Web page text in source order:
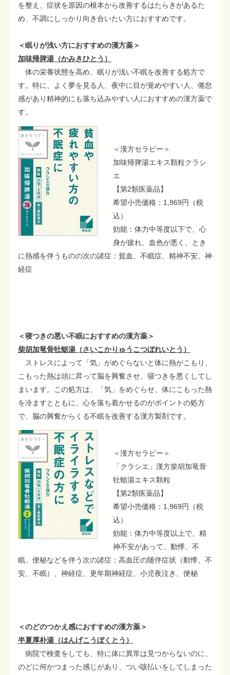
を整え、症状を原因の根本から改善するはたらきがあるた
め、不調にしっかり向き合いたい方におすすめです。
＜眠りが浅い方におすすめの漢方薬＞
加味帰脾湯（かみきひとう）
体の栄養状態を高め、眠りが浅い不眠を改善する処方で
す。特に、よく夢を見る人、夜中に目が覚めやすい人、倦怠
感があり精神的にも落ち込みやすい人におすすめの漢方薬で
す。
＜漢方セラピー＞
加味帰脾湯エキス顆粒クラシ
エ
【第2類医薬品】
希望小売価格：1,969円（税
込）
効能：体力中等度以下で、心
身が疲れ、血色が悪く、とき
に熱感を伴うものの次の諸症：貧血、不眠症、精神不安、神
経症
＜寝つきの悪い不眠におすすめの漢方薬＞
柴胡加竜骨牡蛎湯（さいこかりゅうこつぼれいとう）
ストレスによって「気」がめぐらないと体に熱がこもり、
こもった熱は頭に昇って脳を興奮させ、寝つきを悪くしてし
まいます。この処方は、「気」をめぐらせ、体にこもった熱
を冷ますとともに、心を落ち着かせるのがポイントの処方
で、脳の興奮からくる不眠を改善する漢方製剤です。
＜漢方セラピー＞
「クラシエ」漢方柴胡加竜骨
牡蛎湯エキス顆粒
【第2類医薬品】
希望小売価格：1,969円（税
込）
効能：体力中等度以上で、精
神不安があって、動悸、不
眠、便秘などを伴う次の諸症：高血圧の随伴症状（動悸、不
安、不眠）、神経症、更年期神経症、小児夜泣き、便秘
＜のどのつかえ感におすすめの漢方薬＞
半夏厚朴湯（はんげこうぼくとう）
病院で検査をしても、特に体に異常は見つからないのに、
のどに何かつまった感じがあり、つい咳払いをしてしまった